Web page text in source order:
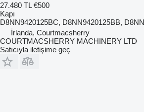
27.480 TL €500
Kapı
D8NN9420125BC, D8NN9420125BB,
İrlanda, Courtmacsherry
COURTMACSHERRY MACHINERY LTD
Satıcıyla iletişime geç